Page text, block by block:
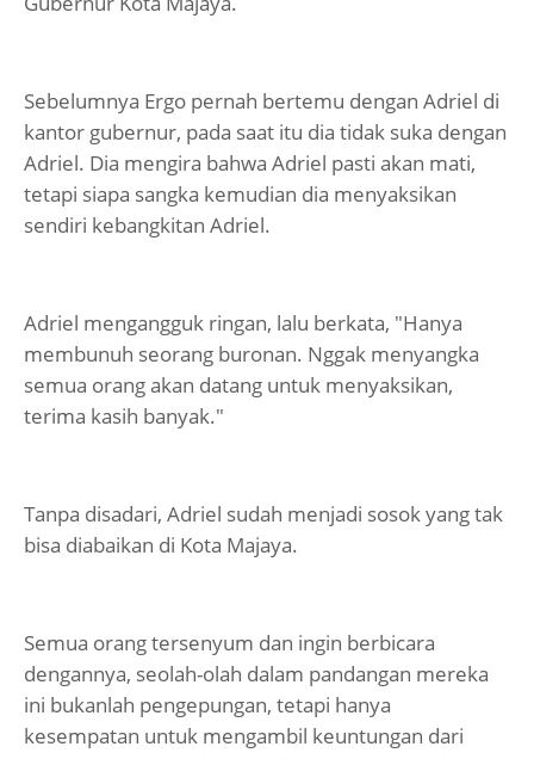
Sebelumnya Ergo pernah bertemu dengan Adriel di
kantor gubernur, pada saat itu dia tidak suka dengan
Adriel. Dia mengira bahwa Adriel pasti akan mati,
tetapi siapa sangka kemudian dia menyaksikan
sendiri kebangkitan Adriel.
Adriel mengangguk ringan, lalu berkata, "Hanya
membunuh seorang buronan. Nggak menyangka
semua orang akan datang untuk menyaksikan,
terima kasih banyak."
Tanpa disadari, Adriel sudah menjadi sosok yang tak
bisa diabaikan di Kota Majaya.
Semua orang tersenyum dan ingin berbicara
dengannya, seolah-olah dalam pandangan mereka
ini bukanlah pengepungan, tetapi hanya
kesempatan untuk mengambil keuntungan dari